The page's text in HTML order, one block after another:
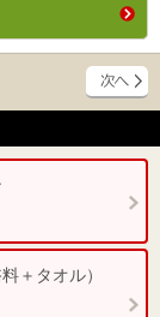
＋タオル）